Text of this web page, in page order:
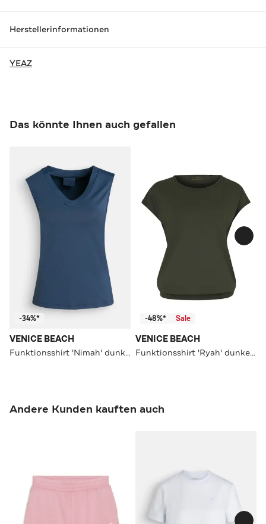
Herstellerinformationen
YEAZ
Das könnte Ihnen auch gefallen
-34%*
VENICE BEACH
Funktionsshirt 'Nimah' dunkelblau
-48%* Sale
VENICE BEACH
Funktionsshirt 'Ryah' dunkelgrün
Andere Kunden kauften auch